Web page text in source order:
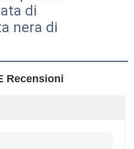
Recensioni